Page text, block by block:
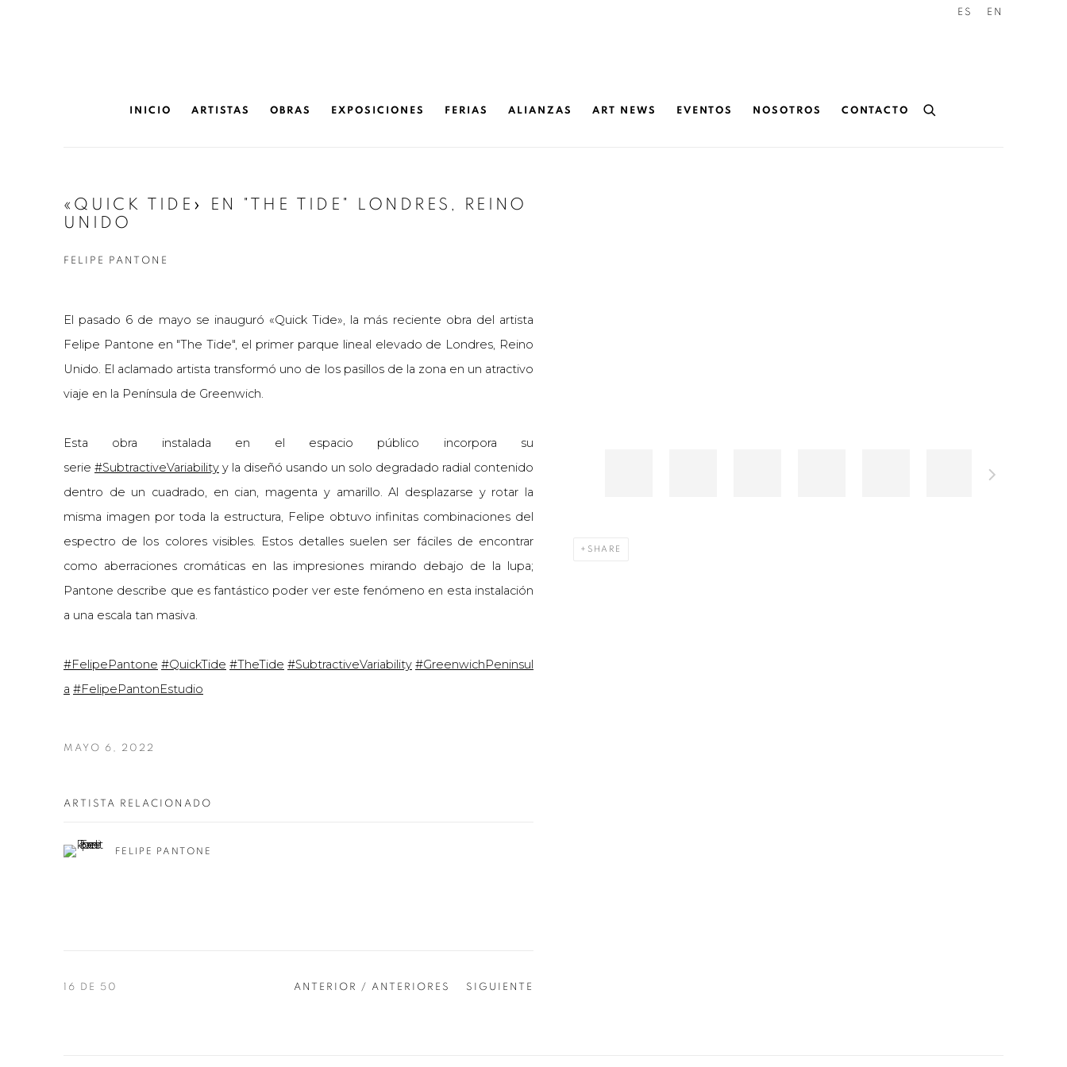
INICIO ARTISTAS OBRAS EXPOSICIONES FERIAS ALIANZAS ART NEWS EVENTOS NOSOTROS CONTACTO
ES EN
«QUICK TIDE» EN "THE TIDE" LONDRES, REINO
UNIDO
FELIPE PANTONE
SHARE
El pasado 6 de mayo se inauguró «Quick Tide», la más reciente obra del artista
Felipe Pantone en "The Tide", el primer parque lineal elevado de Londres, Reino
Unido. El aclamado artista transformó uno de los pasillos de la zona en un atractivo
viaje en la Península de Greenwich.
Esta obra instalada en el espacio público incorpora su
serie #SubtractiveVariability y la diseñó usando un solo degradado radial contenido
dentro de un cuadrado, en cian, magenta y amarillo. Al desplazarse y rotar la
misma imagen por toda la estructura, Felipe obtuvo infinitas combinaciones del
espectro de los colores visibles. Estos detalles suelen ser fáciles de encontrar
como aberraciones cromáticas en las impresiones mirando debajo de la lupa;
Pantone describe que es fantástico poder ver este fenómeno en esta instalación
a una escala tan masiva.
#FelipePantone #QuickTide #TheTide #SubtractiveVariability #GreenwichPeninsul
a #FelipePantonEstudio
MAYO 6, 2022
ARTISTA RELACIONADO
FELIPE PANTONE
ANTERIOR / ANTERIORES SIGUIENTE
16 DE 50